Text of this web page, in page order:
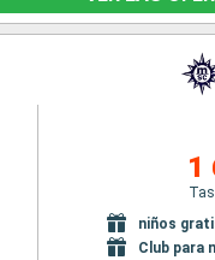
1
niños
Club para